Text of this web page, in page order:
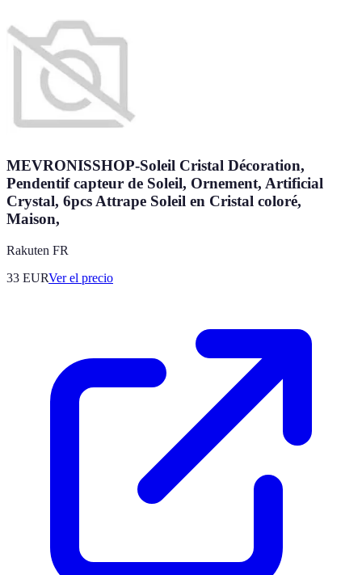
MEVRONISSHOP-Soleil Cristal Décoration,
Pendentif capteur de Soleil, Ornement, Artificial
Crystal, 6pcs Attrape Soleil en Cristal coloré,
Maison,
Rakuten FR
33 EURVer el precio